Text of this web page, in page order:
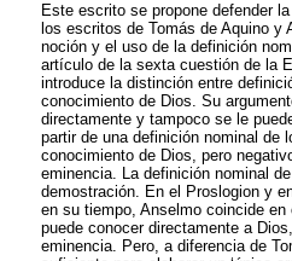
Este escrito se propone defender
los escritos de Tomás de Aquino
noción y el uso de la definición
artículo de la sexta cuestión de la
introduce la distinción entre
conocimiento de Dios. Su
directamente y tampoco se le
partir de una definición nominal de
conocimiento de Dios, pero
eminencia. La definición nominal
demostración. En el Proslogion y
en su tiempo, Anselmo coincide
puede conocer directamente a
eminencia. Pero, a diferencia de